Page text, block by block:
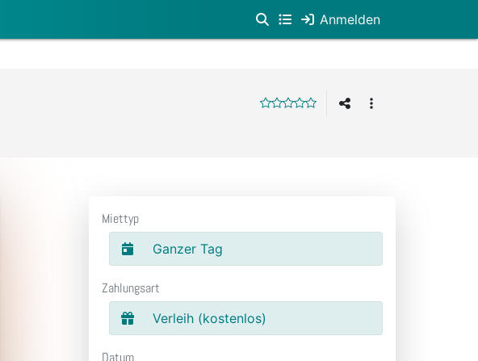
Anmelden
Miettyp
Ganzer Tag
Zahlungsart
Verleih (kostenlos)
Datum